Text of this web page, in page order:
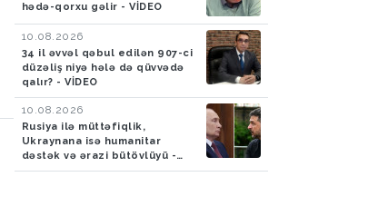
hədə-qorxu gəlir - VİDEO
10.08.2026
34 il əvvəl qəbul edilən 907-ci
düzəliş niyə hələ də qüvvədə
qalır? - VİDEO
10.08.2026
Rusiya ilə müttəfiqlik,
Ukraynana isə humanitar
dəstək və ərazi bütövlüyü -
VİDEO